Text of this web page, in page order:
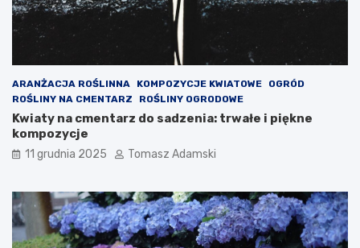
ARANŻACJA ROŚLINNA KOMPOZYCJE KWIATOWE
OGRÓD
ROŚLINY NA CMENTARZ
ROŚLINY OGRODOWE
Kwiaty na cmentarz do sadzenia: trwałe i piękne
kompozycje
11 grudnia 2025 Tomasz Adamski